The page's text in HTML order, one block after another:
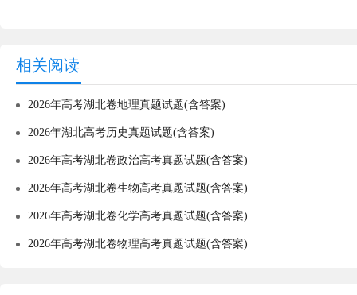
相关阅读
2026年高考湖北卷地理真题试题(含答案)
2026年湖北高考历史真题试题(含答案)
2026年高考湖北卷政治高考真题试题(含答案)
2026年高考湖北卷生物高考真题试题(含答案)
2026年高考湖北卷化学高考真题试题(含答案)
2026年高考湖北卷物理高考真题试题(含答案)